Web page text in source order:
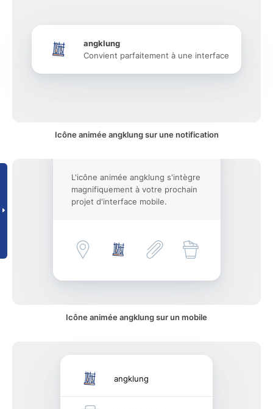
angklung
Convient parfaitement à une interface
Icône animée angklung sur une notification
L'icône animée angklung s'intègre
magnifiquement à votre prochain
projet d'interface mobile.
Icône animée angklung sur un mobile
angklung